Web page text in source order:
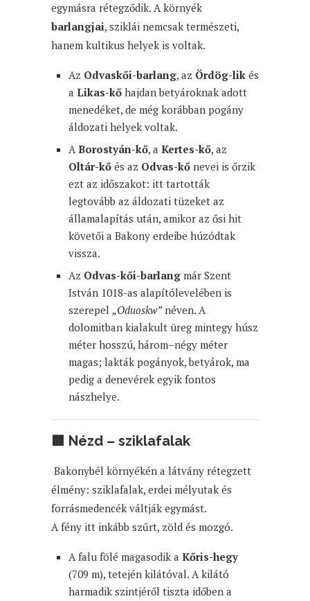
egymásra rétegződik. A környék
barlangjai, sziklái nemcsak természeti,
hanem kultikus helyek is voltak.
Az Odvaskői-barlang, az Ördög-lik és
a Likas-kő hajdan betyároknak adott
menedéket, de még korábban pogány
áldozati helyek voltak.
ABorostyán-kő, a Kertes-kő, az
Oltár-kő és az Odvas-kő nevei is őrzik
ezt az időszakot: itt tartották
legtovább az áldozati tüzeket az
államalapítás után, amikor az ősi hit
követői a Bakony erdeibe húzódtak
vissza.
Az Odvas-kői-barlang már Szent
István 1018-as alapítólevelében is
szerepel „Oduoskw”néven. A
dolomitban kialakult üreg mintegy húsz
méter hosszú, három–négy méter
magas; lakták pogányok, betyárok, ma
pedig a denevérek egyik fontos
nászhelye.
🟩 Nézd – sziklafalak
Bakonybél környékén a látvány rétegzett
élmény: sziklafalak, erdei mélyutak és
forrásmedencék váltják egymást.
A fény itt inkább szűrt, zöld és mozgó.
A falu fölé magasodik a Kőris-hegy
(709 m), tetején kilátóval. A kilátó
harmadik szintjéről tiszta időben a